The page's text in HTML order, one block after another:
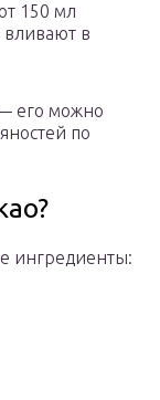
150 мл
вливают в
его можно
по
ингредиенты: